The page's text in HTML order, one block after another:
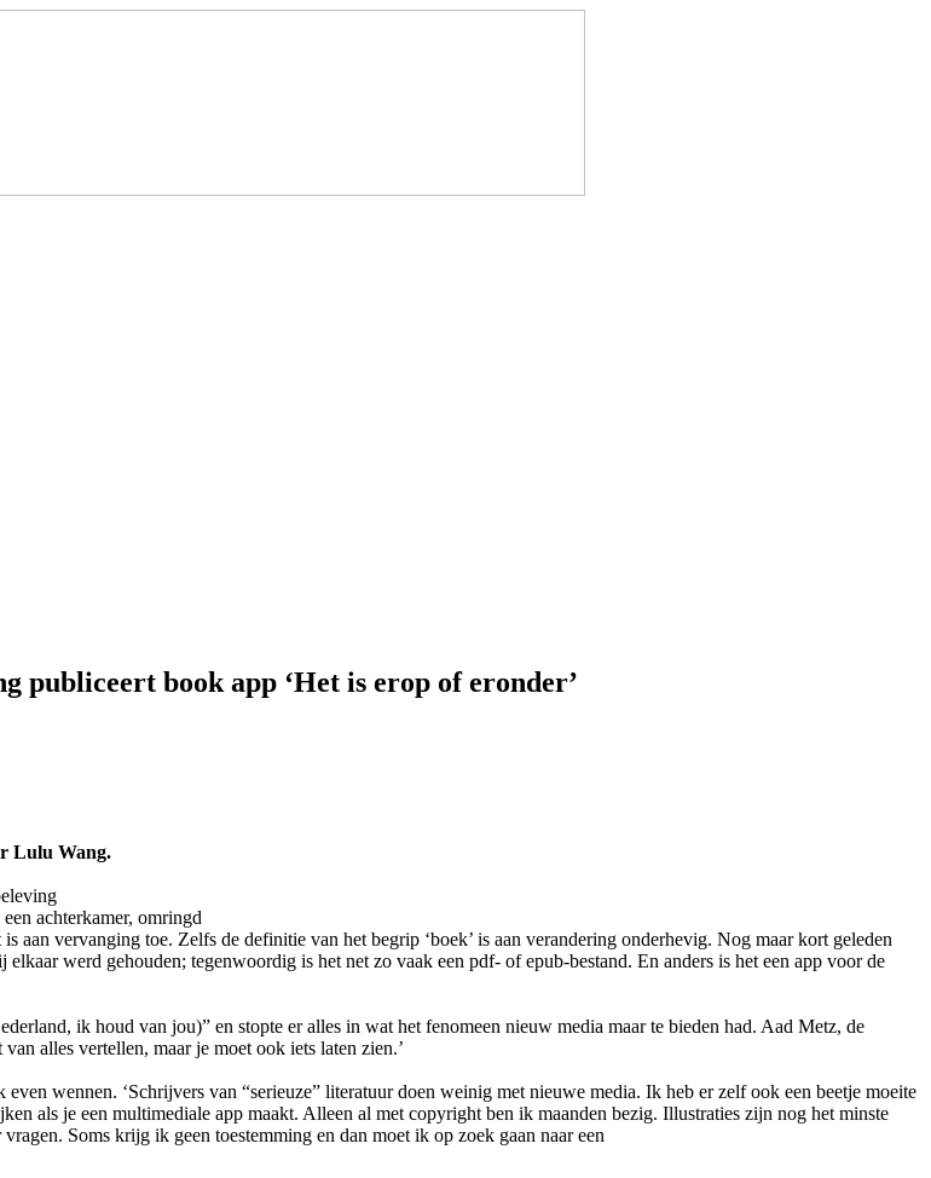
book app ‘Het is erop of eronder’
Lulu Wang.
achterkamer, omringd
aan vervanging toe. Zelfs de definitie van het begrip ‘boek’ is aan verandering onderhevig. Nog maar kort geleden
werd gehouden; tegenwoordig is het net zo vaak een pdf- of epub-bestand. En anders is het een app voor de
ik houd van jou)” en stopte er alles in wat het fenomeen nieuw media maar te bieden had. Aad Metz, de
alles vertellen, maar je moet ook iets laten zien.’
wennen. ‘Schrijvers van “serieuze” literatuur doen weinig met nieuwe media. Ik heb er zelf ook een beetje moeite
als je een multimediale app maakt. Alleen al met copyright ben ik maanden bezig. Illustraties zijn nog het minste
Soms krijg ik geen toestemming en dan moet ik op zoek gaan naar een